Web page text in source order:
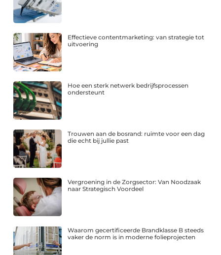
Effectieve contentmarketing: van strategie tot
uitvoering
Hoe een sterk netwerk bedrijfsprocessen
ondersteunt
Trouwen aan de bosrand: ruimte voor een dag
die echt bij jullie past
Vergroening in de Zorgsector: Van Noodzaak
naar Strategisch Voordeel
Waarom gecertificeerde Brandklasse B steeds
vaker de norm is in moderne folieprojecten